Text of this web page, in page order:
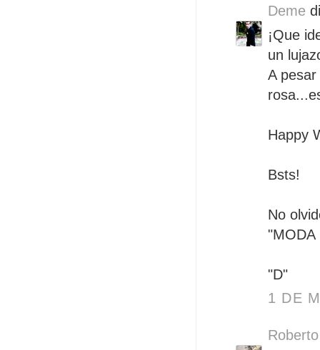
Deme
¡Que
un
A
Happy
Bsts!
No
"MODA
"D"
1 DE